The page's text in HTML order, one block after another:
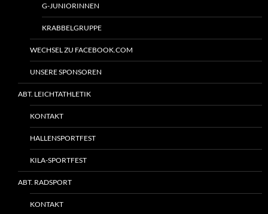
G-JUNIORINNEN
KRABBELGRUPPE
WECHSEL ZU FACEBOOK.COM
UNSERE SPONSOREN
ABT. LEICHTATHLETIK
KONTAKT
HALLENSPORTFEST
KILA-SPORTFEST
ABT. RADSPORT
KONTAKT